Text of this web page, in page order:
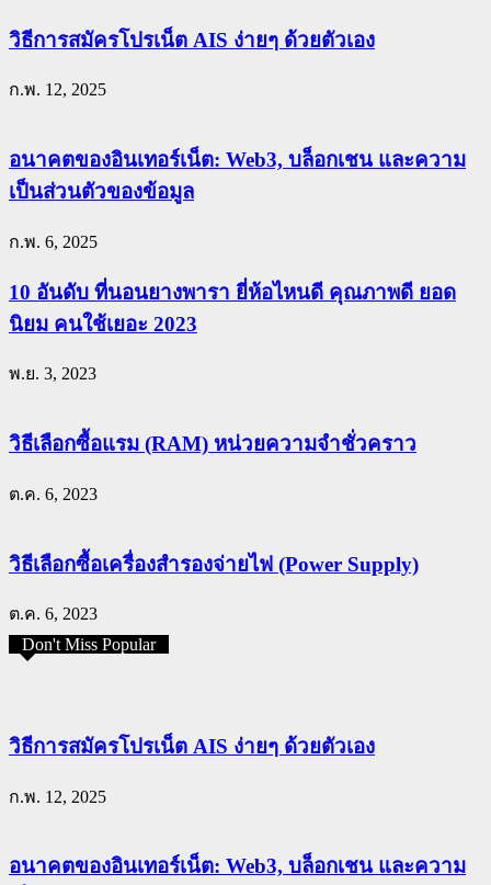
วิธีการสมัครโปรเน็ต AIS ง่ายๆ ด้วยตัวเอง
ก.พ. 12, 2025
อนาคตของอินเทอร์เน็ต: Web3, บล็อกเชน และความ
เป็นส่วนตัวของข้อมูล
ก.พ. 6, 2025
10 อันดับ ที่นอนยางพารา ยี่ห้อไหนดี คุณภาพดี ยอด
นิยม คนใช้เยอะ 2023
พ.ย. 3, 2023
วิธีเลือกซื้อแรม (RAM) หน่วยความจำชั่วคราว
ต.ค. 6, 2023
วิธีเลือกซื้อเครื่องสำรองจ่ายไฟ (Power Supply)
ต.ค. 6, 2023
Don't Miss Popular
วิธีการสมัครโปรเน็ต AIS ง่ายๆ ด้วยตัวเอง
ก.พ. 12, 2025
อนาคตของอินเทอร์เน็ต: Web3, บล็อกเชน และความ